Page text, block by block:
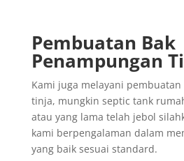
Pembuatan Bak
Penampungan
Kami juga melayani
tinja, mungkin septic tank
atau yang lama telah jebol
kami berpengalaman dalam
yang baik sesuai standard.